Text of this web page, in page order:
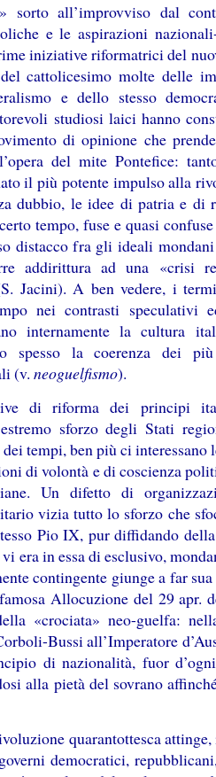
sorto all’improvviso dal
e le aspirazioni
iniziative riformatrici del
cattolicesimo molte delle
e dello stesso
studiosi laici hanno
di opinione che
del mite Pontefice:
il più potente impulso alla
dubbio, le idee di patria e di
tempo, fuse e quasi
distacco fra gli ideali
addirittura ad una «crisi
Jacini). A ben vedere, i
nei contrasti speculativi
internamente la cultura
spesso la coerenza dei
(v. neoguelfismo).
di riforma dei principi
sforzo degli Stati
tempi, ben più ci interessano
di volontà e di coscienza
Un difetto di
vizia tutto lo sforzo che
Pio IX, pur diffidando
era in essa di esclusivo,
contingente giunge a far sua
Allocuzione del 29 apr.
«crociata» neo-guelfa:
Bussi all’Imperatore
di nazionalità, fuor
alla pietà del sovrano
quarantottesca
democratici,